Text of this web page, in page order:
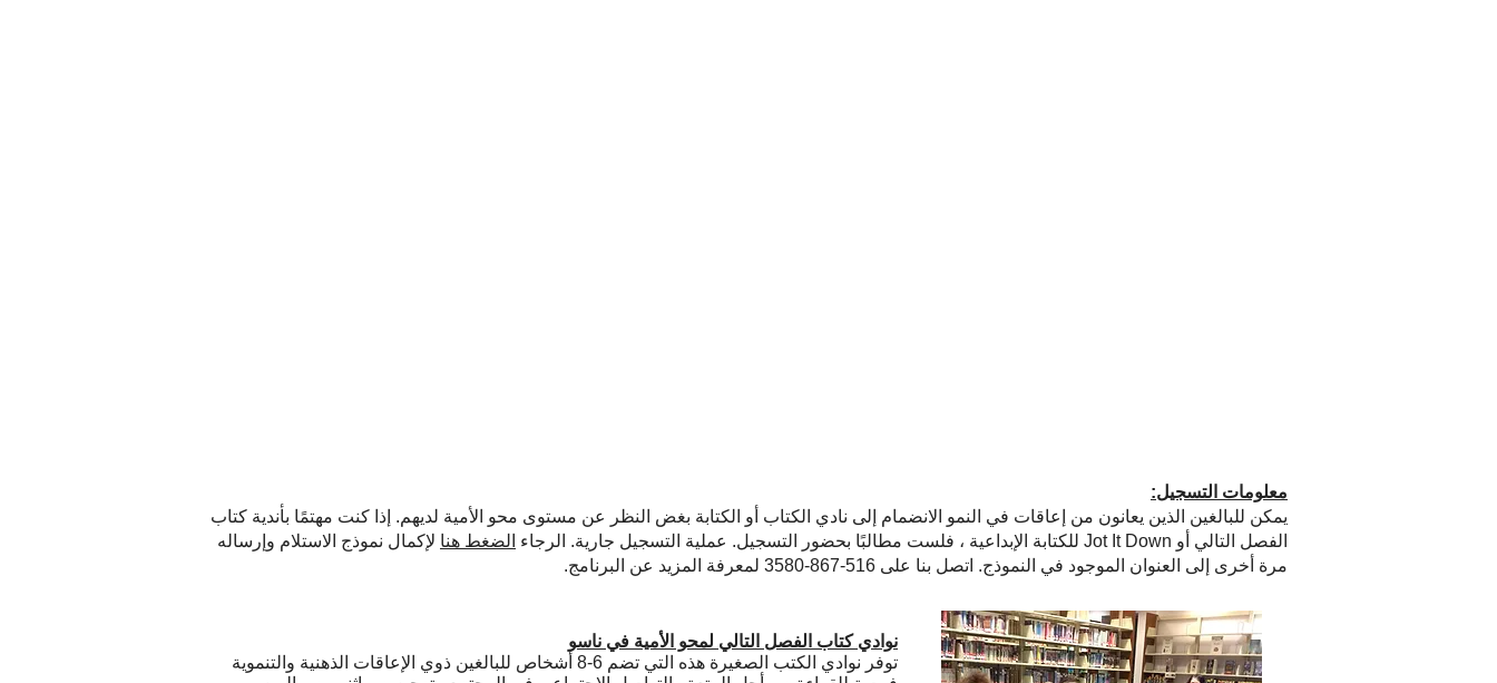
معلومات التسجيل:
يمكن للبالغين الذين يعانون من إعاقات في النمو الانضمام إلى نادي الكتاب أو الكتابة بغض النظر عن مستوى محو الأمية لديهم. إذا كنت مهتمًا بأندية كتاب
الفصل التالي أو Jot It Down للكتابة الإبداعية ، فلست مطالبًا بحضور التسجيل. عملية التسجيل جارية. الرجاء
الضغط هنا لإكمال نموذج الاستلام وإرساله
مرة أخرى إلى العنوان الموجود في النموذج. اتصل بنا على 516-867-3580 لمعرفة المزيد عن البرنامج.
نوادي كتاب الفصل التالي لمحو الأمية في ناسو
توفر نوادي الكتب الصغيرة هذه التي تضم 6-8 أشخاص للبالغين ذوي الإعاقات الذهنية والتنموية